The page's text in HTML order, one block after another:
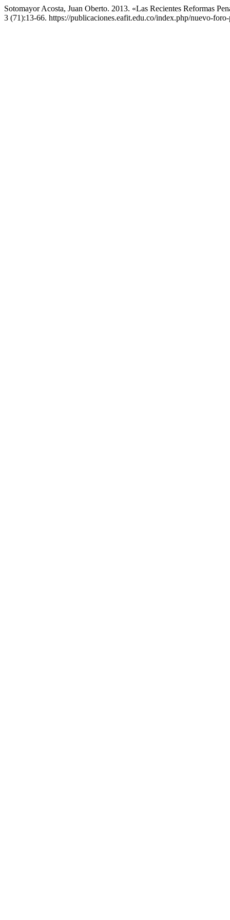
Sotomayor Acosta, Juan Oberto. 2013. «Las Recientes Reformas
3 (71):13-66. https://publicaciones.eafit.edu.co/index.php/nuevo-